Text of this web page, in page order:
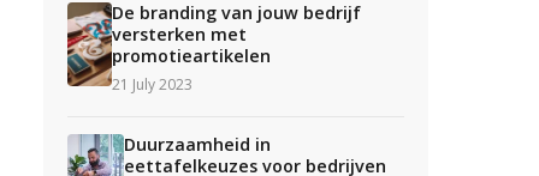
De branding van jouw bedrijf
versterken met
promotieartikelen
21 July 2023
Duurzaamheid in
eettafelkeuzes voor bedrijven